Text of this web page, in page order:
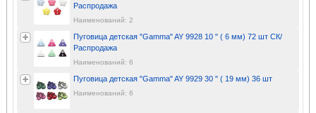
Распродажа
Наименований: 2
Пуговица детская "Gamma" AY 9928 10 " ( 6 мм) 72 шт СК/
Распродажа
Наименований: 6
Пуговица детская "Gamma" AY 9929 30 " ( 19 мм) 36 шт
Наименований: 6